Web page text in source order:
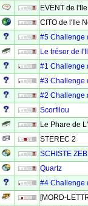
EVENT de
CITO de l'Ile
#5 Challenge
Le trésor de
#1 Challenge
#3 Challenge
#2 Challenge
Scorfilou
Le Phare de
STEREC 2
SCHISTE
Quartz
#4 Challenge
[MORD-